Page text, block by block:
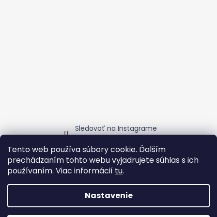
Tento web používa súbory cookie. Ďalším
prechádzaním tohto webu vyjadrujete súhlas s ich
používaním. Viac informácií tu.
Nastavenie
Sledovať na Instagrame
Ubytovanie v blízkosti Vinohladu Vinozmodry
ChuteMalýchKarpát Transfer servis v Tatrách